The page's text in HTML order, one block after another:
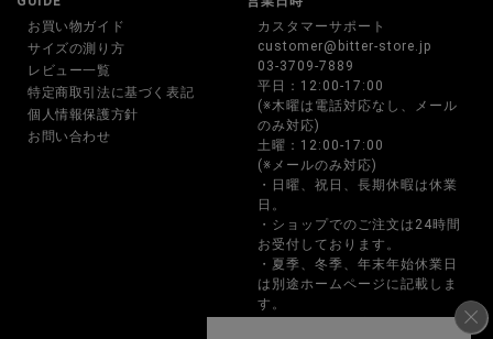
お買い物ガイド
サイズの測り方
レビュー一覧
特定商取引法に基づく表記
個人情報保護方針
お問い合わせ
カスタマーサポート
customer@bitter-store.jp
03-3709-7889
平日：12:00-17:00
(※木曜は電話対応なし、メール
のみ対応)
土曜：12:00-17:00
(※メールのみ対応)
・日曜、祝日、長期休暇は休業
日。
・ショップでのご注文は24時間
お受付しております。
・夏季、冬季、年末年始休業日
は別途ホームページに記載しま
す。
・お電話でのご注文、お問い合